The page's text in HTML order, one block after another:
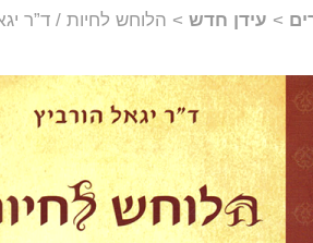
> עידן חדש > הלוחש לחיות / ד”ר